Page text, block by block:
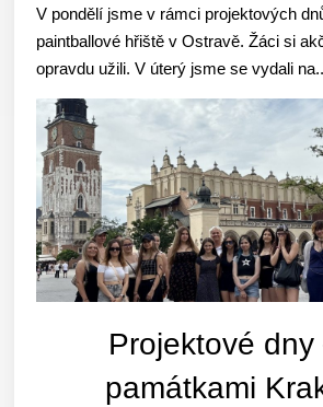
V pondělí jsme v rámci projektových
paintballové hřiště v Ostravě. Žáci si
opravdu užili. V úterý jsme se vydali
Projektové dny
památkami